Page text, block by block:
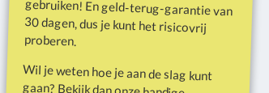
proberen.
Wil je weten hoe je aan de slag kunt